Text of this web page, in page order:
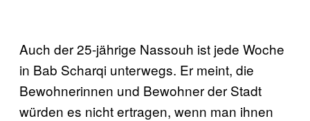
Auch der 25-jährige Nassouh ist jede Woche
in Bab Scharqi unterwegs. Er meint, die
Bewohnerinnen und Bewohner der Stadt
würden es nicht ertragen, wenn man ihnen